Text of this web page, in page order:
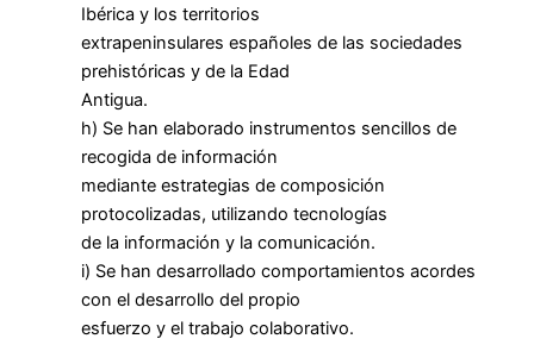
Ibérica y los territorios
extrapeninsulares españoles de las sociedades
prehistóricas y de la Edad
Antigua.
h) Se han elaborado instrumentos sencillos de
recogida de información
mediante estrategias de composición
protocolizadas, utilizando tecnologías
de la información y la comunicación.
i) Se han desarrollado comportamientos acordes
con el desarrollo del propio
esfuerzo y el trabajo colaborativo.